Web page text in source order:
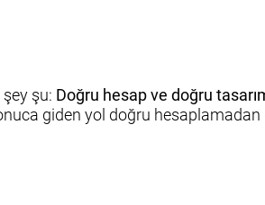
şu: Doğru hesap ve doğru
giden yol doğru